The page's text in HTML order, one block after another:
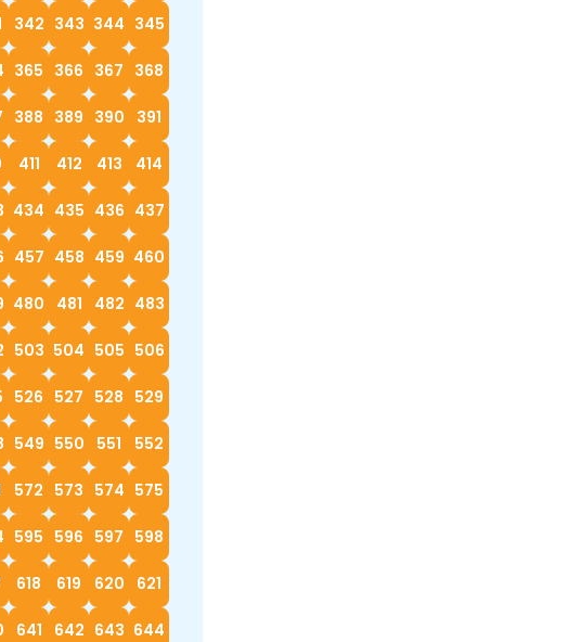
342 343 344 345
365 366 367 368
388 389 390 391
411 412 413 414
434 435 436 437
457 458 459 460
480 481 482 483
503 504 505 506
526 527 528 529
549 550 551 552
572 573 574 575
595 596 597 598
618 619 620 621
641 642 643 644